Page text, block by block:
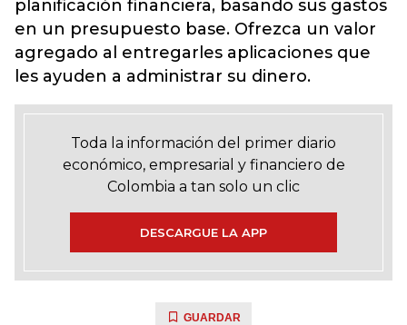
planificación financiera, basando sus gastos
en un presupuesto base. Ofrezca un valor
agregado al entregarles aplicaciones que
les ayuden a administrar su dinero.
Toda la información del primer diario
económico, empresarial y financiero de
Colombia a tan solo un clic
DESCARGUE LA APP
GUARDAR